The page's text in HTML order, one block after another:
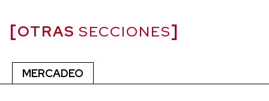
OTRAS SECCIONES
MERCADEO